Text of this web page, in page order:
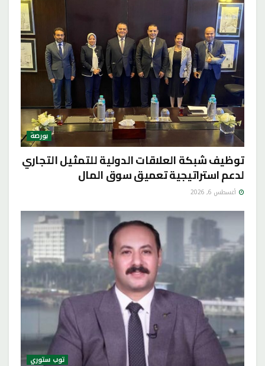
بورصة
توظيف شبكة العلاقات الدولية للتمثيل التجاري
لدعم استراتيجية تعميق سوق المال
أغسطس 6, 2026
توب ستوري